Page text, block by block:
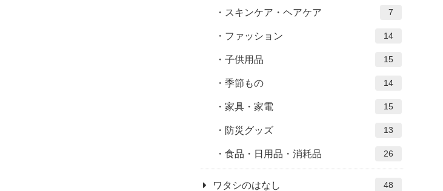
スキンケア・ヘアケア 7
ファッション 14
子供用品 15
季節もの 14
家具・家電 15
防災グッズ 13
食品・日用品・消耗品 26
ワタシのはなし 48